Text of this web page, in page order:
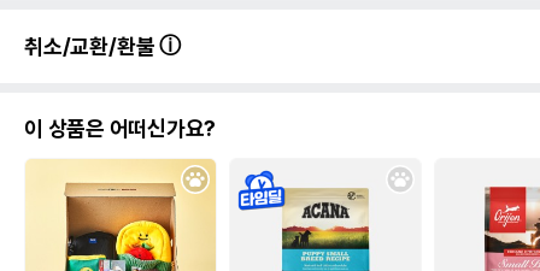
취소/교환/환불
이 상품은 어떠신가요?